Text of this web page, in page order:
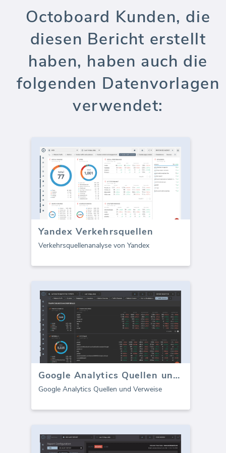
Octoboard Kunden, die
diesen Bericht erstellt
haben, haben auch die
folgenden Datenvorlagen
verwendet:
Yandex Verkehrsquellen
Verkehrsquellenanalyse von Yandex
Google Analytics Quellen und Verweise
Google Analytics Quellen und Verweise